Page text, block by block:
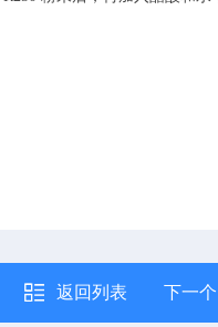
返回列表 下一